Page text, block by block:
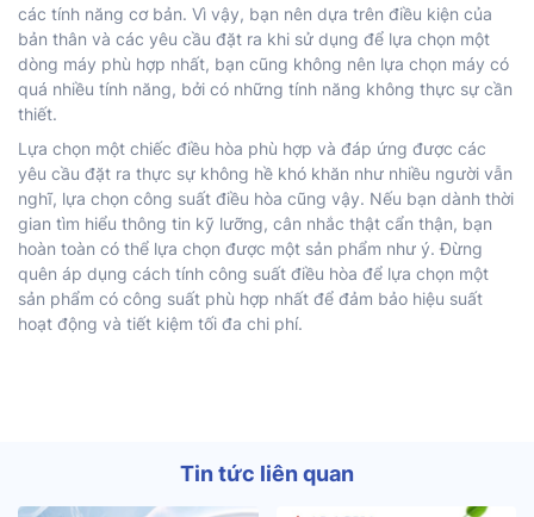
các tính năng cơ bản. Vì vậy, bạn nên dựa trên điều kiện của
bản thân và các yêu cầu đặt ra khi sử dụng để lựa chọn một
dòng máy phù hợp nhất, bạn cũng không nên lựa chọn máy có
quá nhiều tính năng, bởi có những tính năng không thực sự cần
thiết.
Lựa chọn một chiếc điều hòa phù hợp và đáp ứng được các
yêu cầu đặt ra thực sự không hề khó khăn như nhiều người vẫn
nghĩ, lựa chọn công suất điều hòa cũng vậy. Nếu bạn dành thời
gian tìm hiểu thông tin kỹ lưỡng, cân nhắc thật cẩn thận, bạn
hoàn toàn có thể lựa chọn được một sản phẩm như ý. Đừng
quên áp dụng cách tính công suất điều hòa để lựa chọn một
sản phẩm có công suất phù hợp nhất để đảm bảo hiệu suất
hoạt động và tiết kiệm tối đa chi phí.
Tin tức liên quan